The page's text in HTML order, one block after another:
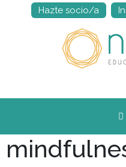
Hazte socio/a